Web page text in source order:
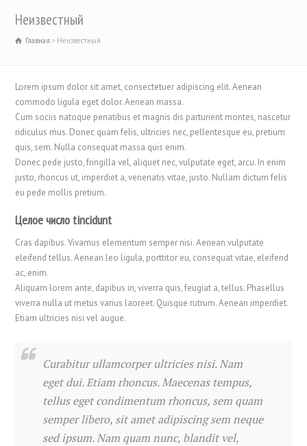
Неизвестный
Главная Неизвестный
Lorem ipsum dolor sit amet, consectetuer adipiscing elit. Aenean
commodo ligula eget dolor. Aenean massa.
Cum sociis natoque penatibus et magnis dis parturient montes, nascetur
ridiculus mus. Donec quam felis, ultricies nec, pellentesque eu, pretium
quis, sem. Nulla consequat massa quis enim.
Donec pede justo, fringilla vel, aliquet nec, vulputate eget, arcu. In enim
justo, rhoncus ut, imperdiet a, venenatis vitae, justo. Nullam dictum felis
eu pede mollis pretium.
Целое число tincidunt
Cras dapibus. Vivamus elementum semper nisi. Aenean vulputate
eleifend tellus. Aenean leo ligula, porttitor eu, consequat vitae, eleifend
ac, enim.
Aliquam lorem ante, dapibus in, viverra quis, feugiat a, tellus. Phasellus
viverra nulla ut metus varius laoreet. Quisque rutrum. Aenean imperdiet.
Etiam ultricies nisi vel augue.
Curabitur ullamcorper ultricies nisi. Nam
eget dui. Etiam rhoncus. Maecenas tempus,
tellus eget condimentum rhoncus, sem quam
semper libero, sit amet adipiscing sem neque
sed ipsum. Nam quam nunc, blandit vel,